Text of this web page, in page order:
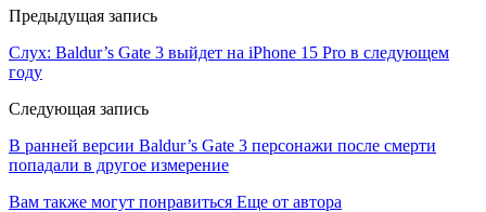
Предыдущая запись
Слух: Baldur’s Gate 3 выйдет на iPhone 15 Pro в следующем
году
Следующая запись
В ранней версии Baldur’s Gate 3 персонажи после смерти
попадали в другое измерение
Вам также могут понравиться Еще от автора